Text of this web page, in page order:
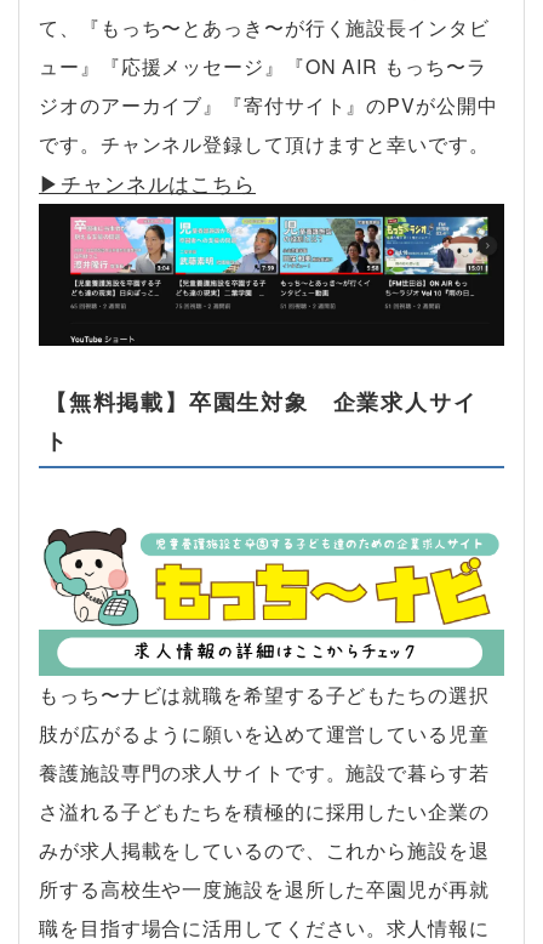
て、『もっち〜とあっき〜が行く施設長インタビ
ュー』『応援メッセージ』『ON AIR もっち〜ラ
ジオのアーカイブ』『寄付サイト』のPVが公開中
です。チャンネル登録して頂けますと幸いです。
▶︎チャンネルはこちら
【無料掲載】卒園生対象 企業求人サイ
ト
もっち〜ナビは就職を希望する子どもたちの選択
肢が広がるように願いを込めて運営している児童
養護施設専門の求人サイトです。施設で暮らす若
さ溢れる子どもたちを積極的に採用したい企業の
みが求人掲載をしているので、これから施設を退
所する高校生や一度施設を退所した卒園児が再就
職を目指す場合に活用してください。求人情報に